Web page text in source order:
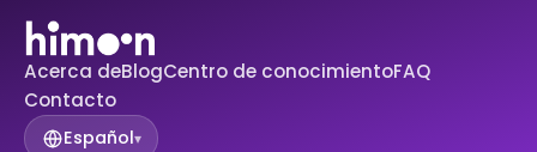
Acerca deBlogCentro de conocimientoFAQ
Contacto
Español▾